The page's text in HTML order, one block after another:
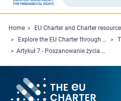
the
FRA
website
Home
EU Charter and Charter
Explore the EU Charter through Charterpedia
Artykuł 7 - Poszanowanie życia prywatnego i rodzinnego